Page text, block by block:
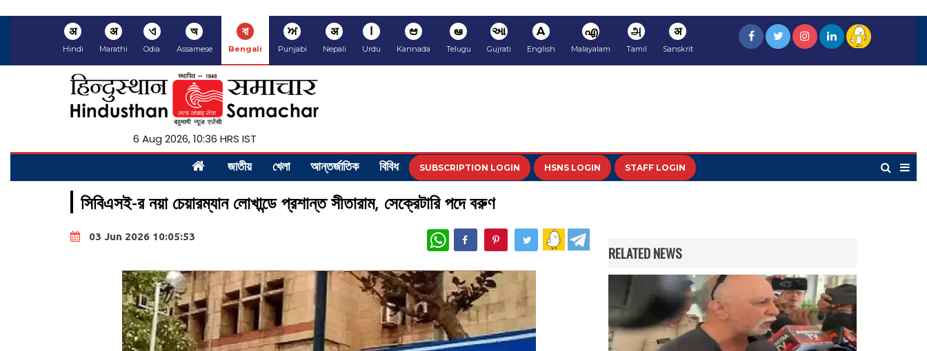
अ
Hindi
अ
Marathi
ଏ
Odia
অ
Assamese
বা
Bengali
ਅ
Punjabi
अ
Nepali
ا
Urdu
ಆ
Kannada
ఆ
Telugu
આ
Gujrati
A
English
എ
Malayalam
அ
Tamil
अ
Sanskrit
6 Aug 2026, 10:36 HRS IST
জাতীয় খেলা আন্তর্জাতিক বিবিধ SUBSCRIPTION LOGIN HSNS LOGIN STAFF LOGIN
সিবিএসই-র নয়া চেয়ারম্যান লোখান্ডে প্রশান্ত সীতারাম, সেক্রেটারি পদে বরুণ
03 Jun 2026 10:05:53 WhatsApp
RELATED NEWS